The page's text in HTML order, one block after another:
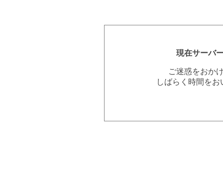
現在サーバ
ご迷惑をおか
しばらく時間を